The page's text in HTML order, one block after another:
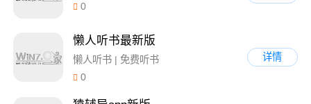
0
懒人听书最新版
懒人听书 | 免费听书
0
详情